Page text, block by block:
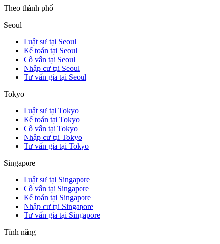
Theo thành phố
Seoul
Luật sư tại Seoul
Kế toán tại Seoul
Cố vấn tại Seoul
Nhập cư tại Seoul
Tư vấn gia tại Seoul
Tokyo
Luật sư tại Tokyo
Kế toán tại Tokyo
Cố vấn tại Tokyo
Nhập cư tại Tokyo
Tư vấn gia tại Tokyo
Singapore
Luật sư tại Singapore
Cố vấn tại Singapore
Kế toán tại Singapore
Nhập cư tại Singapore
Tư vấn gia tại Singapore
Tính năng